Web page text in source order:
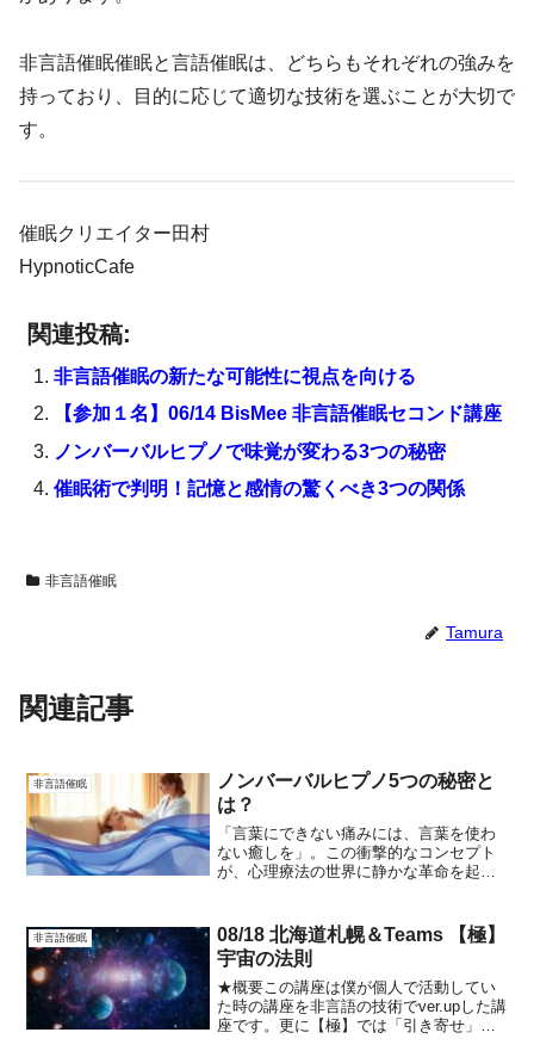
非言語催眠催眠と言語催眠は、どちらもそれぞれの強みを
持っており、目的に応じて適切な技術を選ぶことが大切で
す。
催眠クリエイター田村
HypnoticCafe
関連投稿:
非言語催眠の新たな可能性に視点を向ける
【参加１名】06/14 BisMee 非言語催眠セコンド講座
ノンバーバルヒプノで味覚が変わる3つの秘密
催眠術で判明！記憶と感情の驚くべき3つの関係
非言語催眠
Tamura
関連記事
非言語催眠
ノンバーバルヒプノ5つの秘密と
は？
「言葉にできない痛みには、言葉を使わ
ない癒しを」。この衝撃的なコンセプト
が、心理療法の世界に静かな革命を起こ
に、非言語催眠が驚くべき効果を発揮し
ているのです。非言語催眠は...
非言語催眠
08/18 北海道札幌＆Teams 【極】
宇宙の法則
★概要この講座は僕が個人で活動してい
た時の講座を非言語の技術でver.upした講
座です。更に【極】では「引き寄せ」